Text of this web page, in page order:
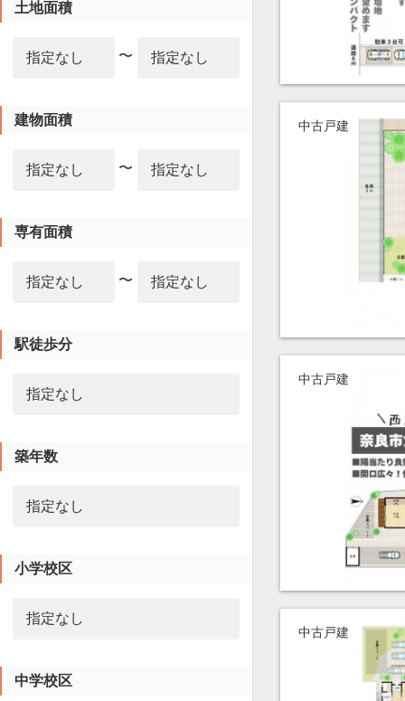
土地面積
〜
建物面積
〜
専有面積
〜
駅徒歩分
築年数
小学校区
中学校区
中古戸建
中古戸建
中古戸建